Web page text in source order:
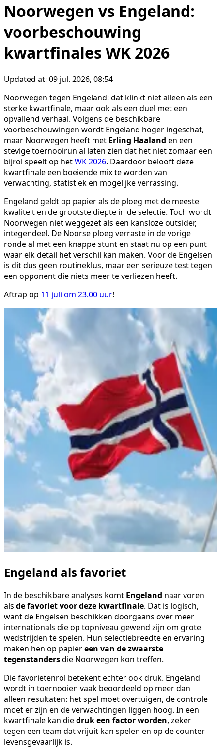
Noorwegen vs Engeland:
voorbeschouwing
kwartfinales WK 2026
Updated at: 09 jul. 2026, 08:54
Noorwegen tegen Engeland: dat klinkt niet alleen als een
sterke kwartfinale, maar ook als een duel met een
opvallend verhaal. Volgens de beschikbare
voorbeschouwingen wordt Engeland hoger ingeschat,
maar Noorwegen heeft met Erling Haaland en een
stevige toernooirun al laten zien dat het niet zomaar een
bijrol speelt op hetWK 2026. Daardoor belooft deze
kwartfinale een boeiende mix te worden van
verwachting, statistiek en mogelijke verrassing.
Engeland geldt op papier als de ploeg met de meeste
kwaliteit en de grootste diepte in de selectie. Toch wordt
Noorwegen niet weggezet als een kansloze outsider,
integendeel. De Noorse ploeg verraste in de vorige
ronde al met een knappe stunt en staat nu op een punt
waar elk detail het verschil kan maken. Voor de Engelsen
is dit dus geen routineklus, maar een serieuze test tegen
een opponent die niets meer te verliezen heeft.
Aftrap op 11 juli om 23.00 uur!
Engeland als favoriet
In de beschikbare analyses komt Engeland naar voren
als de favoriet voor deze kwartfinale. Dat is logisch,
want de Engelsen beschikken doorgaans over meer
internationals die op topniveau gewend zijn om grote
wedstrijden te spelen. Hun selectiebreedte en ervaring
maken hen op papiereen van de zwaarste
tegenstandersdie Noorwegen kon treffen.
Die favorietenrol betekent echter ook druk. Engeland
wordt in toernooien vaak beoordeeld op meer dan
alleen resultaten: het spel moet overtuigen, de controle
moet er zijn en de verwachtingen liggen hoog. In een
kwartfinale kan diedruk een factor worden, zeker
tegen een team dat vrijuit kan spelen en op de counter
levensgevaarlijk is.